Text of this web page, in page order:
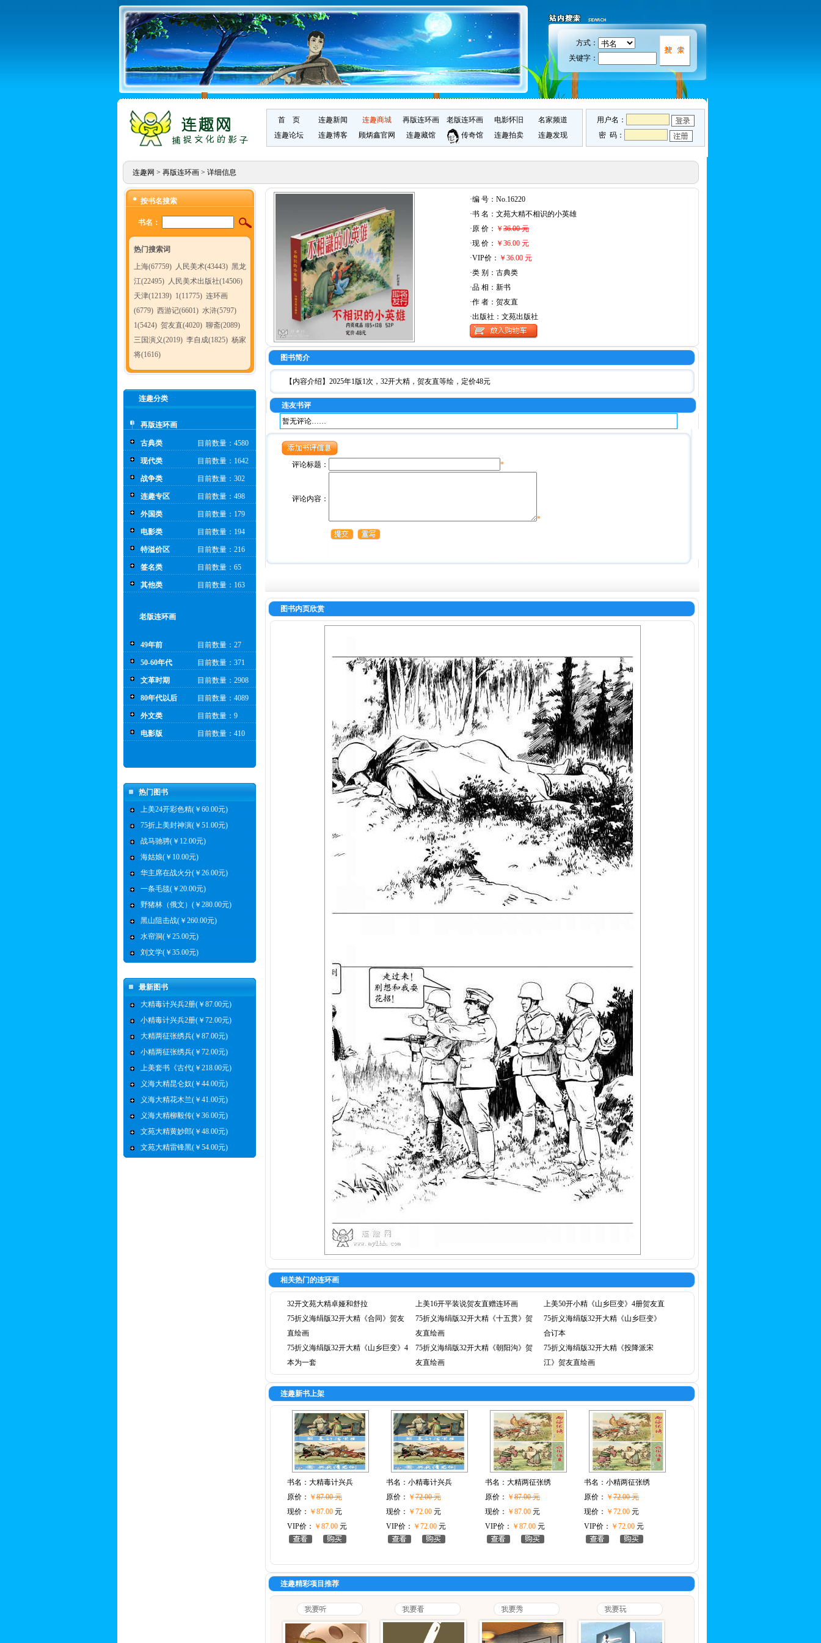
方式：
关键字：
首 页 连趣新闻 连趣商城 再版连环画 老版连环画 电影怀旧
名家频道
连趣论坛
连趣博客 顾炳鑫官网 连趣藏馆 传奇馆 连趣拍卖 连趣发现
用户名：
密 码：
连趣网 > 再版连环画> 详细信息
按书名搜索
书名：
热门搜索词
上海(67759) 人民美术(43443) 黑龙
江(22495) 人民美术出版社(14506)
天津(12139) 1(11775) 连环画
(6779) 西游记(6601) 水浒(5797)
1(5424) 贺友直(4020) 聊斋(2089)
三国演义(2019) 李自成(1825) 杨家
将(1616)
连趣分类
再版连环画
古典类 目前数量：4580
现代类 目前数量：1642
战争类 目前数量：302
连趣专区 目前数量：498
外国类 目前数量：179
电影类 目前数量：194
特溢价区 目前数量：216
签名类 目前数量：65
其他类 目前数量：163
老版连环画
49年前 目前数量：27
50-60年代 目前数量：371
文革时期 目前数量：2908
80年代以后 目前数量：4089
外文类 目前数量：9
电影版 目前数量：410
热门图书
上美24开彩色精(￥60.00元)
75折上美封神演(￥51.00元)
战马驰骋(￥12.00元)
海姑娘(￥10.00元)
华主席在战火分(￥26.00元)
一条毛毯(￥20.00元)
野猪林（俄文）(￥280.00元)
黑山阻击战(￥260.00元)
水帘洞(￥25.00元)
刘文学(￥35.00元)
最新图书
大精毒计兴兵2册(￥87.00元)
小精毒计兴兵2册(￥72.00元)
大精两征张绣兵(￥87.00元)
小精两征张绣兵(￥72.00元)
上美套书《古代(￥218.00元)
义海大精昆仑奴(￥44.00元)
义海大精花木兰(￥41.00元)
义海大精柳毅传(￥36.00元)
文苑大精黄妙郎(￥48.00元)
文苑大精雷锋黑(￥54.00元)
·编 号：No.16220
·书 名：文苑大精不相识的小英雄
·原 价： ￥ 36.00 元
·现 价： ￥36.00 元
·VIP价： ￥36.00 元
·类 别：古典类
·品 相：新书
·作 者：贺友直
·出版社：文苑出版社
图书简介
【内容介绍】2025年1版1次，32开大精，贺友直等绘，定价48元
连友书评
暂无评论……
评论标题： *
评论内容：
*
图书内页欣赏
相关热门的连环画
32开文苑大精卓娅和舒拉 上美16开平装说贺友直赠连环画
上美50开小精《山乡巨变》4册贺友直
75折义海绢版32开大精《合同》贺友
直绘画
75折义海绢版32开大精《十五贯》贺
友直绘画
75折义海绢版32开大精《山乡巨变》
合订本
75折义海绢版32开大精《山乡巨变》4
本为一套
75折义海绢版32开大精《朝阳沟》贺
友直绘画
75折义海绢版32开大精《投降派宋
江》贺友直绘画
连趣新书上架
书名： 大精毒计兴兵
原价： ￥87.00 元
现价： ￥87.00元
VIP价： ￥87.00元
书名： 小精毒计兴兵
原价： ￥72.00 元
现价： ￥72.00元
VIP价： ￥72.00元
书名： 大精两征张绣
原价： ￥87.00 元
现价： ￥87.00元
VIP价： ￥87.00元
书名： 小精两征张绣
原价： ￥72.00 元
现价： ￥72.00元
VIP价： ￥72.00元
连趣精彩项目推荐